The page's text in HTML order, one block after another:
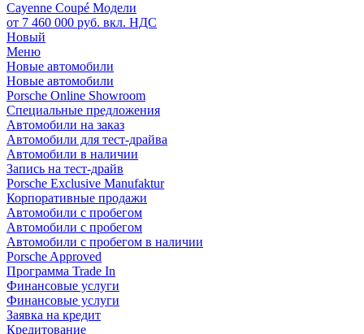
Cayenne Coupé Модели
от 7 460 000 руб. вкл. НДС
Новый
Меню
Новые автомобили
Новые автомобили
Porsche Online Showroom
Специальные предложения
Автомобили на заказ
Автомобили для тест-драйва
Автомобили в наличии
Запись на тест-драйв
Porsche Exclusive Manufaktur
Корпоративные продажи
Автомобили с пробегом
Автомобили с пробегом
Автомобили с пробегом в наличии
Porsche Approved
Программа Trade In
Финансовые услуги
Финансовые услуги
Заявка на кредит
Кредитование